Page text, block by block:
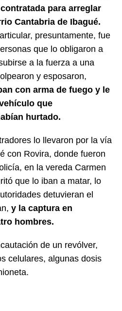
para arreglar
Cantabria de Ibagué.
presuntamente, fue
que lo obligaron a
a la fuerza a una
y esposaron,
con arma de fuego y le
que
hurtado.
lo llevaron por la vía
con Rovira, donde fueron
en la vereda Carmen
que lo iban a matar, lo
detuvieran el
y la captura en
hombres.
de un revólver,
celulares, algunas dosis